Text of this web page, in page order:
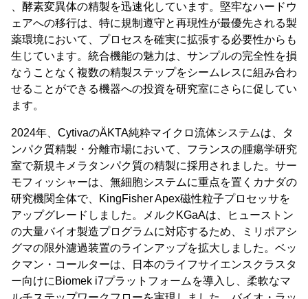
、酵素変異体の精製を迅速化しています。堅牢なハードウ
ェアへの移行は、特に規制遵守と再現性が最優先される製
薬環境において、プロセスを確実に拡張する必要性からも
生じています。統合機能の魅力は、サンプルの完全性を損
なうことなく複数の精製ステップをシームレスに組み合わ
せることができる機器への投資を研究室にさらに促してい
ます。
2024年、CytivaのÄKTA純粋マイクロ流体システムは、タ
ンパク質精製・分離市場において、フランスの腫瘍学研究
室で新規キメラタンパク質の精製に採用されました。サー
モフィッシャーは、無細胞システムに重点を置くカナダの
研究機関全体で、KingFisher Apex磁性粒子プロセッサを
アップグレードしました。メルクKGaAは、ヒューストン
の大量バイオ製造プログラムに対応するため、ミリポアシ
グマの限外濾過装置のラインアップを拡大しました。ベッ
クマン・コールターは、日本のライフサイエンスクラスタ
ー向けにBiomek i7プラットフォームを導入し、柔軟なマ